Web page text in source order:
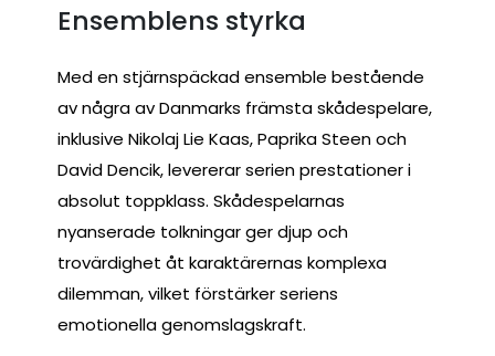
Ensemblens styrka
Med en stjärnspäckad ensemble bestående
av några av Danmarks främsta skådespelare,
inklusive Nikolaj Lie Kaas, Paprika Steen och
David Dencik, levererar serien prestationer i
absolut toppklass. Skådespelarnas
nyanserade tolkningar ger djup och
trovärdighet åt karaktärernas komplexa
dilemman, vilket förstärker seriens
emotionella genomslagskraft.